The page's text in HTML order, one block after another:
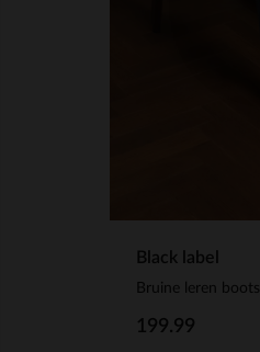
Black label
Bruine leren boots
199.99